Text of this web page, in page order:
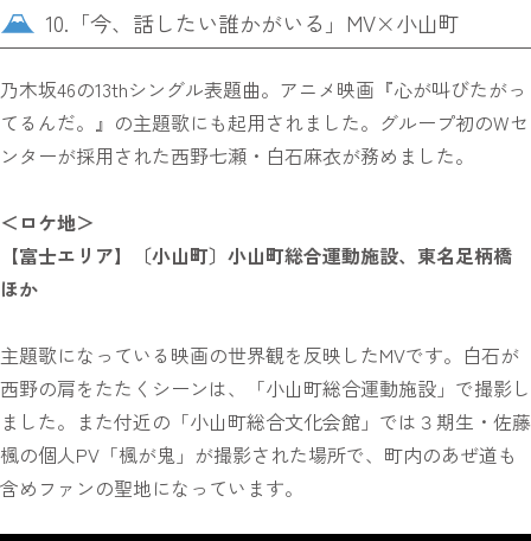
10.「今、話したい誰かがいる」MV×小山町
乃木坂46の13thシングル表題曲。アニメ映画『心が叫びたがっ
てるんだ。』の主題歌にも起用されました。グループ初のWセ
ンターが採用された西野七瀬・白石麻衣が務めました。
＜ロケ地＞
【富士エリア】〔小山町〕小山町総合運動施設、東名足柄橋
ほか
主題歌になっている映画の世界観を反映したMVです。白石が
西野の肩をたたくシーンは、「小山町総合運動施設」で撮影し
ました。また付近の「小山町総合文化会館」では３期生・佐藤
楓の個人PV「楓が鬼」が撮影された場所で、町内のあぜ道も
含めファンの聖地になっています。